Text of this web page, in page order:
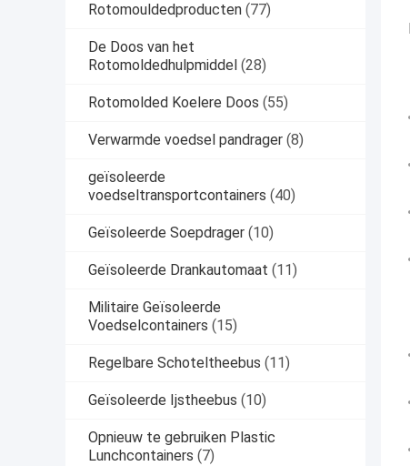
Rotomouldedproducten (77)
De Doos van het
Rotomoldedhulpmiddel (28)
Rotomolded Koelere Doos (55)
Verwarmde voedsel pandrager (8)
geïsoleerde
voedseltransportcontainers (40)
Geïsoleerde Soepdrager (10)
Geïsoleerde Drankautomaat (11)
Militaire Geïsoleerde
Voedselcontainers (15)
Regelbare Schoteltheebus (11)
Geïsoleerde Ijstheebus (10)
Opnieuw te gebruiken Plastic
Lunchcontainers (7)